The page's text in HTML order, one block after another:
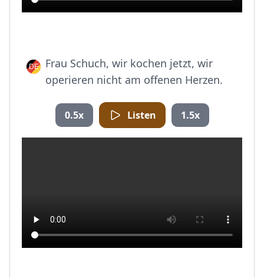
Frau Schuch, wir kochen jetzt, wir
operieren nicht am offenen Herzen.
0.5x Listen 1.5x